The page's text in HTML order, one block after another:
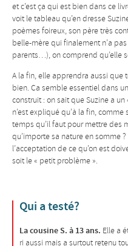
et c’est ça qui est bien dans ce
voit le tableau qu’en dresse
poèmes foireux, son père très
belle-mère qui finalement n’a
parents…), on comprend qu’elle
A la fin, elle apprendra aussi que
bien. Ca semble essentiel dans
construit : on sait que Suzine a
n’est expliqué qu’à la fin,
temps qu’il faut pour mettre des
qu’importe sa nature en somme
l’acceptation de ce qu’on est
soit le « petit problème ».
Qui a testé?
La cousine S. à 13 ans. Elle a
ri aussi mais a surtout retenu